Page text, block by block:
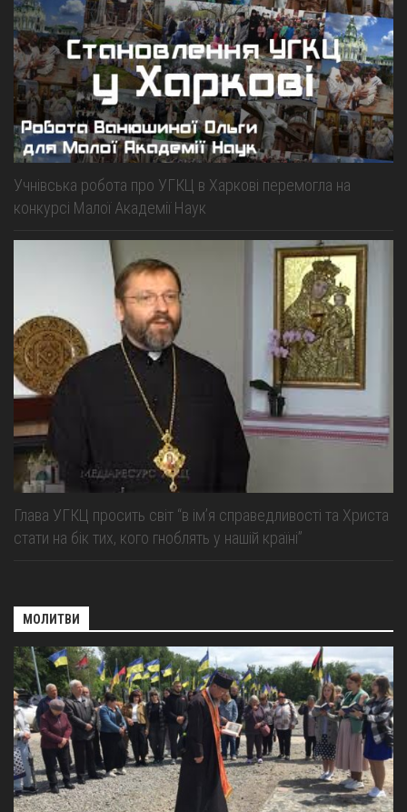
Учнівська робота про УГКЦ в Харкові перемогла на
конкурсі Малої Академії Наук
Глава УГКЦ просить світ “в ім’я справедливості та Христа
стати на бік тих, кого гноблять у нашій країні”
МОЛИТВИ